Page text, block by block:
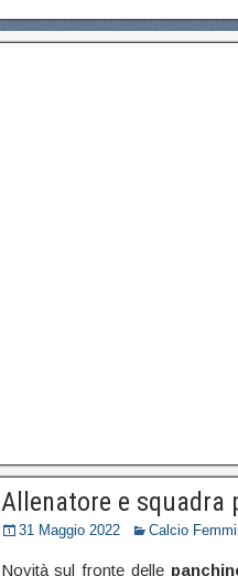
Allenatore e squadra
31 Maggio 2022 Calcio
Novità sul fronte delle